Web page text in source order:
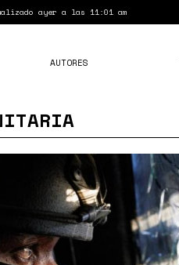
ayer a las 11:01 am
AUTORES